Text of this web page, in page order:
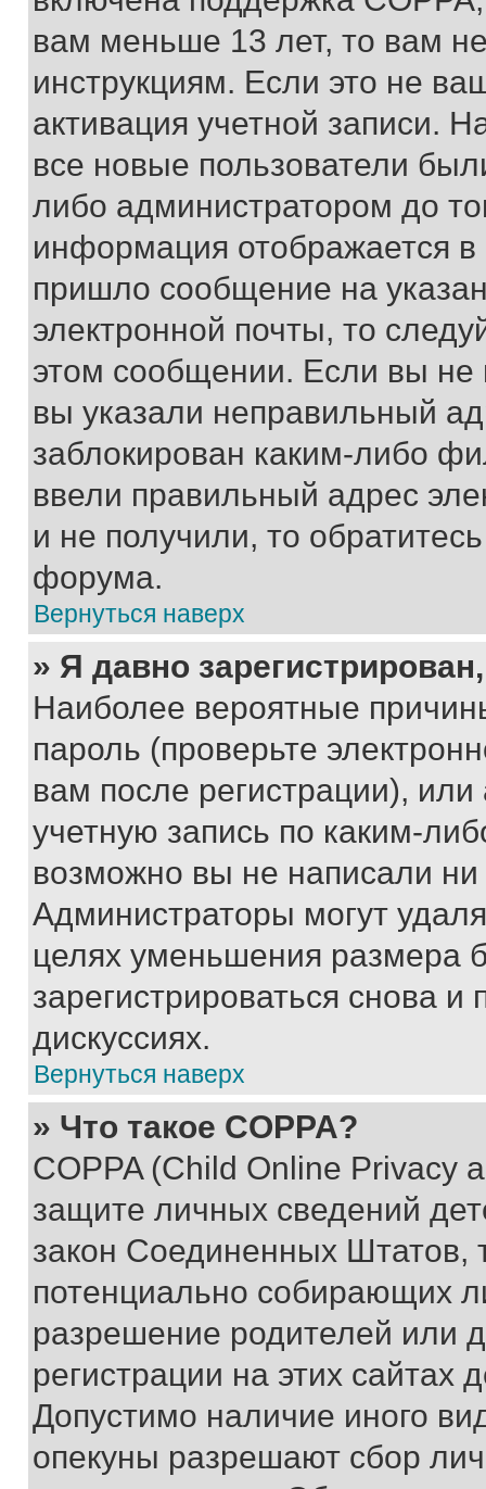
вам меньше 13 лет, то вам
инструкциям. Если это не
активация учетной записи.
все новые пользователи
либо администратором до
информация отображается
пришло сообщение на
электронной почты, то
этом сообщении. Если вы
вы указали неправильный
заблокирован каким-либо
ввели правильный адрес
и не получили, то
форума.
Вернуться наверх
» Я давно
Наиболее вероятные
пароль (проверьте
вам после регистрации),
учетную запись по каким-
возможно вы не написали
Администраторы могут
целях уменьшения размера
зарегистрироваться снова и
дискуссиях.
Вернуться наверх
» Что такое COPPA?
COPPA (Child Online Privacy
защите личных сведений
закон Соединенных Штатов,
потенциально собирающих
разрешение родителей или
регистрации на этих сайтах
Допустимо наличие иного
опекуны разрешают сбор